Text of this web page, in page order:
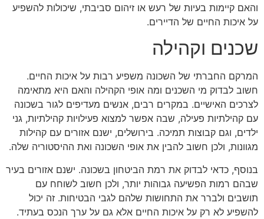
והאם קיימות בעיות של רעש או זיהום סביבתי, שיכולות להשפיע
על איכות החיים של הדיירים.
שכנים וקהילה
המרקם החברתי של השכונה משפיע רבות על איכות החיים.
חשוב לבדוק מי השכנים ומה אופי הקהילה והאם היא מתאימה
לצרכים האישיים. במקרים רבים, אנשים מעדיפים לגור בשכונה
עם קהילתיות פעילה, שבה אפשר למצוא פעילויות קהילתיות, גני
ילדים, וגם קבוצות תמיכה. בירושלים, ישנם אזורים עם קהילות
מגוונות, ולכן חשוב להבין את אופי השכונה ואת ההיסטוריה שלה.
בנוסף, כדאי לבדוק את רמת הביטחון בשכונה. ישנם אזורים בעיר
שבהם רמות הפשיעה גבוהות יותר, ולכן חשוב לשוחח עם
תושבים ולברר את התחושות שלהם לגבי הבטיחות. זה יכול
להשפיע לא רק על איכות החיים אלא גם על ערך הנכס בעתיד.